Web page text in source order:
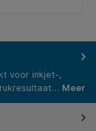
voor inkjet-,
Meer